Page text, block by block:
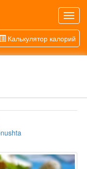
Калькулятор калорий